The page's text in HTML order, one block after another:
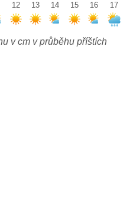
12
13
14
15
16
17
v cm v průběhu příštích